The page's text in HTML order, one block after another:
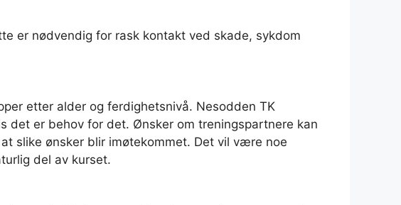
er nødvendig for rask kontakt ved skade, sykdom
etter alder og ferdighetsnivå. Nesodden TK
det er behov for det. Ønsker om treningspartnere kan
slike ønsker blir imøtekommet. Det vil være noe
del av kurset.